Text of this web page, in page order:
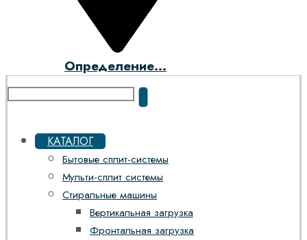
Определение...
КАТАЛОГ
Бытовые сплит-системы
Мульти-сплит системы
Стиральные машины
Вертикальная загрузка
Фронтальная загрузка